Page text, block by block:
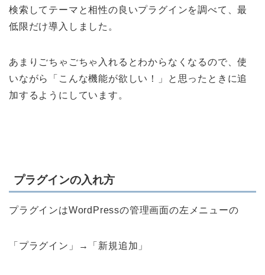
検索してテーマと相性の良いプラグインを調べて、最
低限だけ導入しました。
あまりごちゃごちゃ入れるとわからなくなるので、使
いながら「こんな機能が欲しい！」と思ったときに追
加するようにしています。
プラグインの入れ方
プラグインはWordPressの管理画面の左メニューの
「プラグイン」→「新規追加」